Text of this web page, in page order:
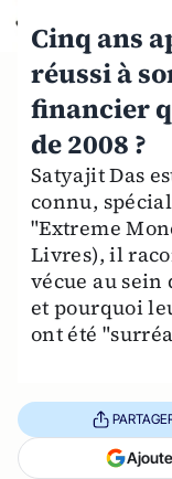
Cinq ans
réussi à
financier
de 2008 ?
Satyajit Das
connu,
"Extreme
Livres), il
vécue au sein
et pourquoi
ont été